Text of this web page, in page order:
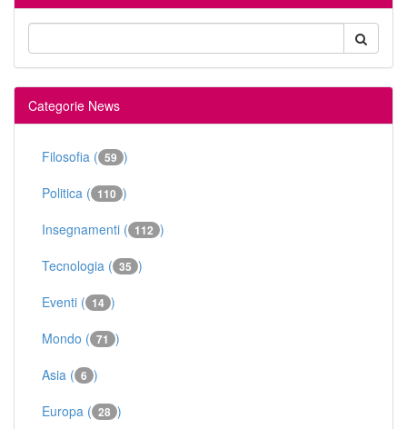
Categorie News
Filosofia ( 59 )
Politica ( 110 )
Insegnamenti ( 112 )
Tecnologia ( 35 )
Eventi ( 14 )
Mondo ( 71 )
Asia ( 6 )
Europa ( 28 )